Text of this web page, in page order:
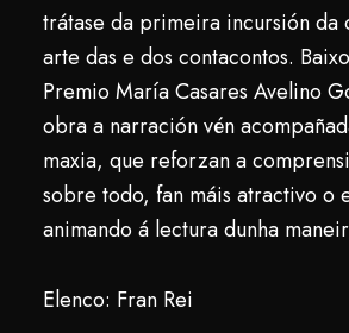
trátase da primeira incursión da
arte das e dos contacontos.
Premio María Casares Avelino
obra a narración vén
maxia, que reforzan a
sobre todo, fan máis atractivo o
animando á lectura dunha
Elenco: Fran Rei